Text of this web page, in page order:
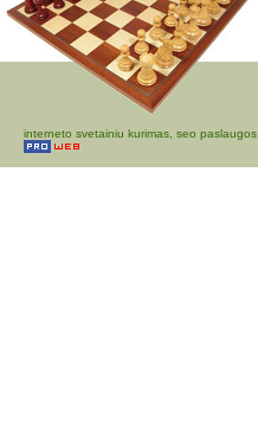
interneto svetainiu kurimas, seo paslaugos